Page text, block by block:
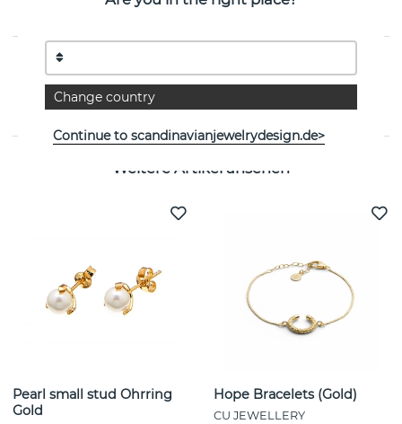
EIGENSCHAFTEN
Kollektion:
Weitere Artikel ansehen
Pearl small stud Ohrring
Gold
Hope Bracelets (Gold)
CU JEWELLERY
Change country
Continue to scandinavianjewelrydesign.de>